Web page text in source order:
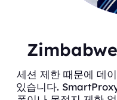
세션 제한 때문에 데
있습니다.